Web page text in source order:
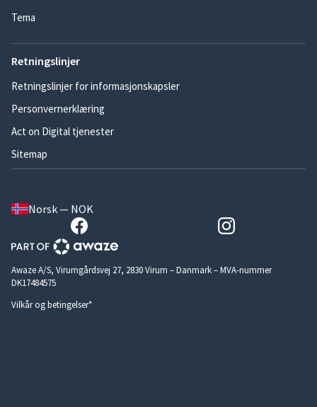
Tema
Retningslinjer
Retningslinjer for informasjonskapsler
Personvernerklæring
Act on Digital tjenester
Sitemap
Norsk — NOK
Awaze A/S, Virumgårdsvej 27, 2830 Virum – Danmark – MVA-nummer
DK17484575
Vilkår og betingelser*